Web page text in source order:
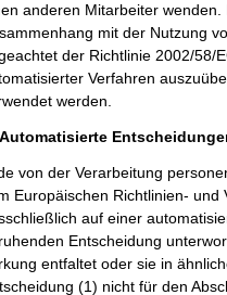
anderen Mitarbeiter
mit der Nutzung
der Richtlinie 2002/58/
Verfahren
werden.
von der Verarbeitung
Europäischen Richtlinien-
auf einer
Entscheidung
entfaltet oder sie in
(1) nicht für den